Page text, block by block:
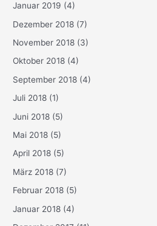
Januar 2019 (4)
Dezember 2018 (7)
November 2018 (3)
Oktober 2018 (4)
September 2018 (4)
Juli 2018 (1)
Juni 2018 (5)
Mai 2018 (5)
April 2018 (5)
März 2018 (7)
Februar 2018 (5)
Januar 2018 (4)